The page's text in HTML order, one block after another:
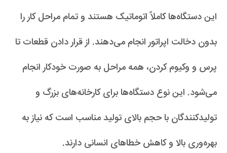
این دستگاه‌ها کاملاً اتوماتیک هستند و تمام مراحل کار را
بدون دخالت اپراتور انجام می‌دهند. از قرار دادن قطعات تا
پرس و وکیوم کردن، همه مراحل به صورت خودکار انجام
می‌شود. این نوع دستگاه‌ها برای کارخانه‌های بزرگ و
تولیدکنندگان با حجم بالای تولید مناسب است که نیاز به
بهره‌وری بالا و کاهش خطاهای انسانی دارند.